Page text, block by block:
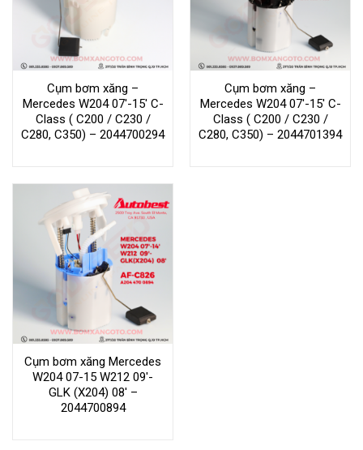
Cụm bơm xăng –
Mercedes W204 07′-15′ C-
Class ( C200 / C230 /
C280, C350) – 2044700294
Cụm bơm xăng –
Mercedes W204 07′-15′ C-
Class ( C200 / C230 /
C280, C350) – 2044701394
Cụm bơm xăng Mercedes
W204 07-15 W212 09′-
GLK (X204) 08′ –
2044700894